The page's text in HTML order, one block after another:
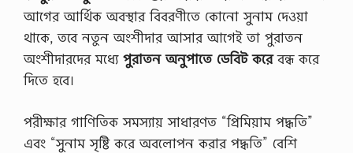
আগের আর্থিক অবস্থার বিবরণীতে কোনো সুনাম দেওয়া
থাকে, তবে নতুন অংশীদার আসার আগেই তা পুরাতন
অংশীদারদের মধ্যে পুরাতন অনুপাতে ডেবিট করেবন্ধ করে
দিতে হবে।
পরীক্ষার গাণিতিক সমস্যায় সাধারণত “প্রিমিয়াম পদ্ধতি”
এবং “সুনাম সৃষ্টি করে অবলোপন করার পদ্ধতি” বেশি